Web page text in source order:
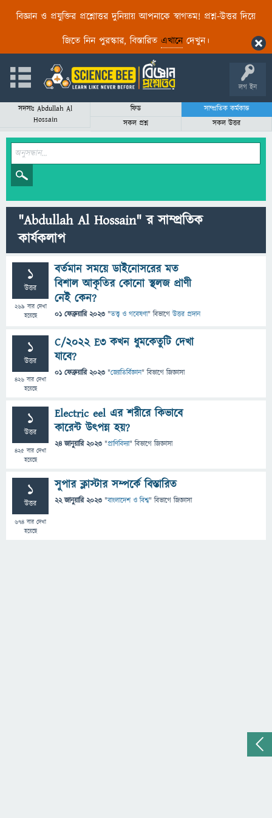
বিজ্ঞান ও প্রযুক্তির প্রশ্নোত্তর দুনিয়ায় আপনাকে স্বাগতম! প্রশ্ন-উত্তর দিয়ে
জিতে নিন পুরস্কার, বিস্তারিত এখানেদেখুন।
লগ ইন
সদস্যঃ Abdullah Al
Hossain
ফিড
সাম্প্রতিক কর্মকান্ড
সকল প্রশ্ন
সকল উত্তর
"Abdullah Al Hossain" র সাম্প্রতিক
কার্যকলাপ
1
উত্তর
269 বার দেখা
হয়েছে
বর্তমান সময়ে ডাইনোসরের মত
বিশাল আকৃতির কোনো স্থলজ প্রাণী
নেই কেন?
01 ফেব্রুয়ারি 2023 "তত্ত্ব ও গবেষণা" বিভাগে উত্তর প্রদান
1
উত্তর
426 বার দেখা
হয়েছে
C/2022 E3 কখন ধুমকেতুটি দেখা
যাবে?
01 ফেব্রুয়ারি 2023 "জ্যোতির্বিজ্ঞান" বিভাগে জিজ্ঞাসা
1
উত্তর
425 বার দেখা
হয়েছে
Electric eel এর শরীরে কিভাবে
কারেন্ট উৎপন্ন হয়?
24 জানুয়ারি 2023 "প্রাণিবিদ্যা" বিভাগে জিজ্ঞাসা
1
উত্তর
674 বার দেখা
হয়েছে
সুপার ক্লাস্টার সম্পর্কে বিস্তারিত
22 জানুয়ারি 2023 "বাংলাদেশ ও বিশ্ব" বিভাগে জিজ্ঞাসা